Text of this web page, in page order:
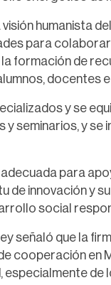
humanista
para
formación de
docentes
y se
seminarios, y
adecuada para
de innovación y
social
señaló que la
cooperación en
de